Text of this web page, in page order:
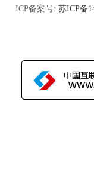
ICP备案号: 苏ICP备